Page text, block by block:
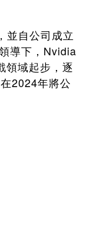
，並自公司成立
導下， Nvidia
領域起步，逐
2024年將公